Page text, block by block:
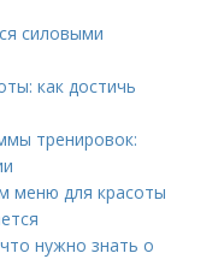
силовыми
как достичь
тренировок:
меню для красоты
нужно знать о